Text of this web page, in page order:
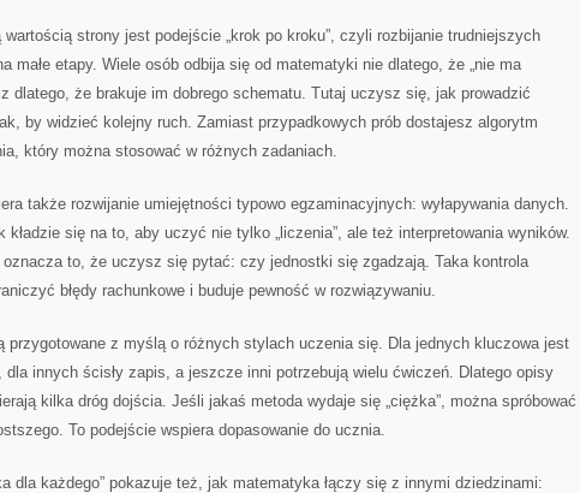
wartością strony jest podejście „krok po kroku”, czyli rozbijanie trudniejszych
małe etapy. Wiele osób odbija się od matematyki nie dlatego, że „nie ma
dlatego, że brakuje im dobrego schematu. Tutaj uczysz się, jak prowadzić
by widzieć kolejny ruch. Zamiast przypadkowych prób dostajesz algorytm
który można stosować w różnych zadaniach.
także rozwijanie umiejętności typowo egzaminacyjnych: wyłapywania danych.
kładzie się na to, aby uczyć nie tylko „liczenia”, ale też interpretowania wyników.
to, że uczysz się pytać: czy jednostki się zgadzają. Taka kontrola
błędy rachunkowe i buduje pewność w rozwiązywaniu.
przygotowane z myślą o różnych stylach uczenia się. Dla jednych kluczowa jest
dla innych ścisły zapis, a jeszcze inni potrzebują wielu ćwiczeń. Dlatego opisy
kilka dróg dojścia. Jeśli jakaś metoda wydaje się „ciężka”, można spróbować
To podejście wspiera dopasowanie do ucznia.
dla każdego” pokazuje też, jak matematyka łączy się z innymi dziedzinami: